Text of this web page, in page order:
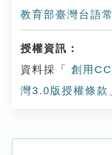
教育部臺灣台語
授權資訊：
資料採「
創用
灣3.0版授權條款